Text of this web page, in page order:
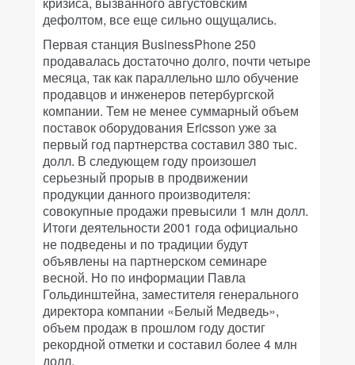
дефолтом, все еще сильно ощущались.
Первая станция BusinessPhone 250
продавалась достаточно долго, почти четыре
месяца, так как параллельно шло обучение
продавцов и инженеров петербургской
компании. Тем не менее суммарный объем
поставок оборудования Ericsson уже за
первый год партнерства составил 380 тыс.
долл. В следующем году произошел
серьезный прорыв в продвижении
продукции данного производителя:
совокупные продажи превысили 1 млн долл.
Итоги деятельности 2001 года официально
не подведены и по традиции будут
объявлены на партнерском семинаре
весной. Но по информации Павла
Гольдинштейна, заместителя генерального
директора компании «Белый Медведь»,
объем продаж в прошлом году достиг
рекордной отметки и составил более 4 млн
долл.